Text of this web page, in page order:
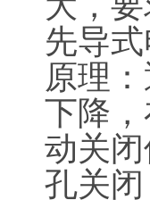
先导
原理
下降
动关
孔关